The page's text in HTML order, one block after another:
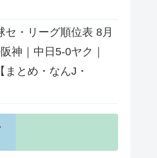
セ・リーグ順位表 8月
神｜中日5-0ヤク｜
まとめ・なんJ・